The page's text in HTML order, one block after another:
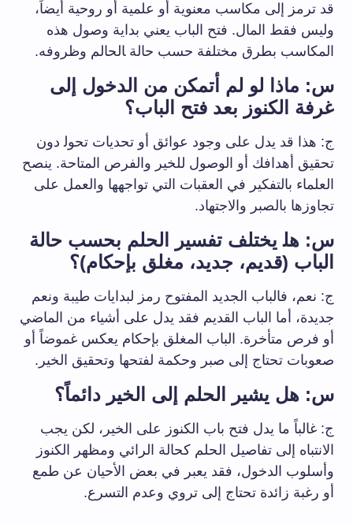
قد ترمز إلى مكاسب معنوية أو علمية أو روحية‍ أيضاً،
وليس فقط المال. فتح الباب ​يعني بداية وصول هذه
المكاسب بطرق مختلفة حسب حالة ‍الحالم وظروفه.
س: ⁤ماذا ‌لو⁢ لم أتمكن من الدخول إلى
غرفة الكنوز بعد فتح الباب؟
ج: هذا قد يدل على ⁣وجود عوائق أو تحديات تحول‍ دون
تحقيق⁢ أهدافك أو الوصول ​للخير والفرص المتاحة. ينصح
⁢العلماء بالتفكير في ‌العقبات ⁣التي تواجهها والعمل⁣ على
تجاوزها بالصبر ⁤والاجتهاد.
س: هل‍ يختلف تفسير الحلم بحسب حالة
الباب (قديم، ⁤جديد، مغلق بإحكام)؟
ج: نعم، فالباب الجديد ‌المفتوح رمز ⁢لبدايات طيبة⁤ ونعم
جديدة،⁤ أما الباب القديم فقد يدل على أشياء من الماضي
أو ⁤فرص متأخرة. الباب⁤ المغلق بإحكام يعكس⁤ غموضاً أو
صعوبات تحتاج إلى صبر​ وحكمة لفتحها وتحقيق الخير.
س: هل يشير الحلم إلى الخير دائماً؟
ج: غالباً ما يدل⁣ فتح باب الكنوز ​على⁤ الخير، ‌لكن يجب
الانتباه إلى تفاصيل ⁤الحلم كحالة الرائي ومظهر الكنوز
وأسلوب الدخول، فقد يعبر ⁣في بعض الأحيان ⁢عن طمع
أو رغبة⁣ زائدة تحتاج إلى ​تروي وعدم التسرع.